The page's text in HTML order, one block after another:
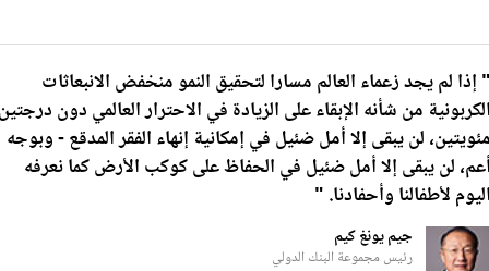
إذا لم يجد زعماء العالم مسارا لتحقيق النمو منخفض الانبعاثات
من شأنه الإبقاء على الزيادة في الاحترار العالمي دون
لن يبقى إلا أمل ضئيل في إمكانية إنهاء الفقر المدقع - وبوجه
لن يبقى إلا أمل ضئيل في الحفاظ على كوكب الأرض كما نعرفه
لأطفالنا وأحفادنا. "
جيم يونغ كيم
رئيس مجموعة البنك الدولي